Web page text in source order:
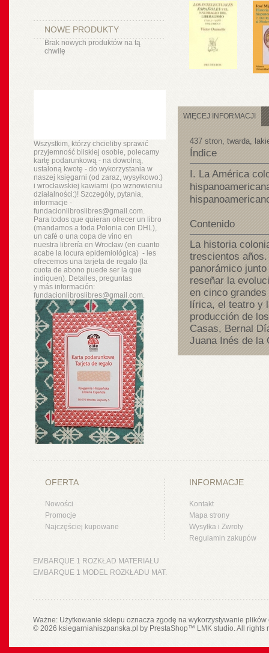
NOWE PRODUKTY
Brak nowych produktów na tą
chwilę
Wszystkim, którzy chcieliby sprawić
przyjemność bliskiej osobie, polecamy
kartę podarunkową - na dowolną,
ustaloną kwotę - do wykorzystania w
naszej księgarni (od zaraz, wysyłkowo:)
i wrocławskiej kawiarni (po wznowieniu
działalności:)! Szczegóły, pytania,
informacje -
fundacionlibroslibres@gmail.com.
Para todos que quieran ofrecer un libro
(mandamos a toda Polonia con DHL),
un café o una copa de vino en
nuestra libreríaen Wrocław (en cuanto
acabe la locura epidemiológica) - les
ofrecemos una tarjeta de regalo (la
cuota de abono puede ser la que
indiquen). Detalles, preguntas
y másinformación:
fundacionlibroslibres@gmail.com.
WIĘCEJ INFORMACJI
437 stron, twarda,
Índice
I. La América
Contenido
La historia
trescientos
panorámico
reseñar la
en cinco
lírica, el teatro y
producción de
Casas, Bernal
Juana Inés de la
OFERTA
Nowości
Promocje
Najczęściej kupowane
INFORMACJE
Kontakt
Mapa strony
Wysyłka i Zwroty
Regulamin zakupów
EMBARQUE 1 ROZKŁAD MATERIAŁU
EMBARQUE 1 MODEL ROZKŁADU MAT.
Ważne: Użytkowanie sklepu oznacza zgodę na wykorzystywanie
© 2026 ksiegarniahiszpanska.pl by PrestaShop™ LMK studio. All rights